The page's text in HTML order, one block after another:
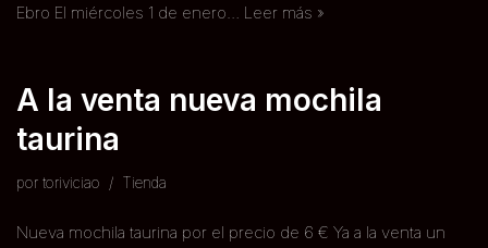
Ebro El miércoles 1 de enero… Leer más »
A la venta nueva mochila
taurina
por toriviciao Tienda
Nueva mochila taurina por el precio de 6 € Ya a la venta un